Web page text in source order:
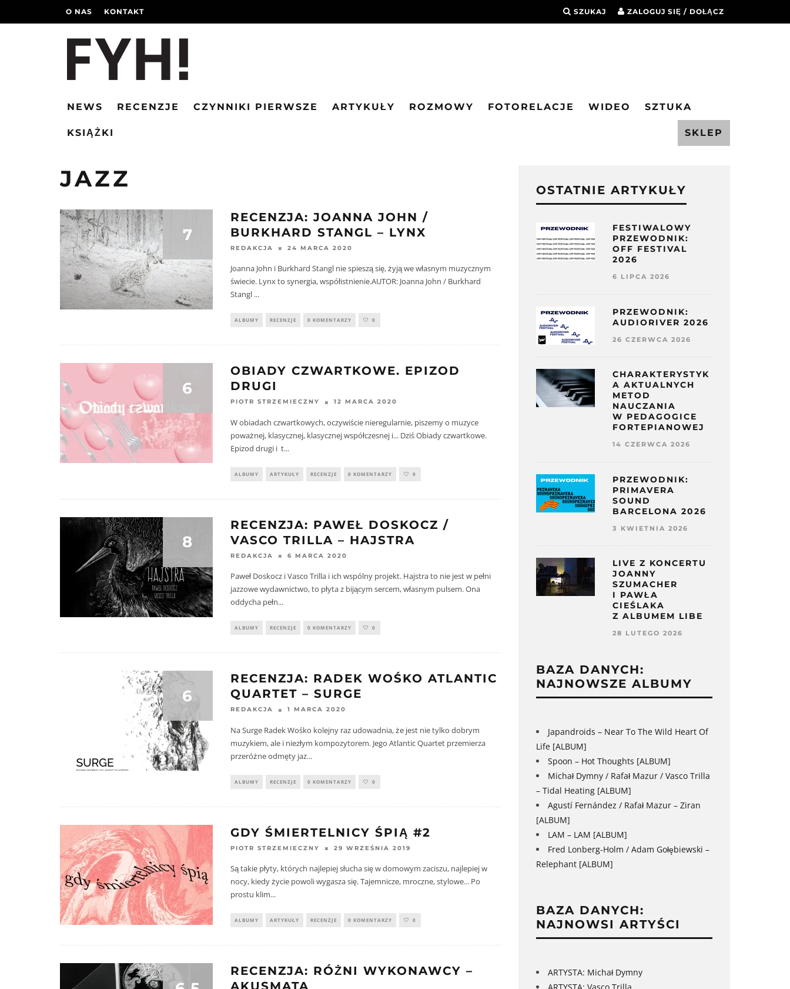
O NAS KONTAKT SZUKAJ ZALOGUJ SIĘ / DOŁĄCZ
NEWS RECENZJE CZYNNIKI PIERWSZE ARTYKUŁY ROZMOWY FOTORELACJE WIDEO SZTUKA
SKLEP
KSIĄŻKI
JAZZ
7
RECENZJA: JOANNA JOHN /
BURKHARD STANGL – LYNX
REDAKCJA 24 MARCA 2020
Joanna John i Burkhard Stangl nie spieszą się, żyją we własnym muzycznym
świecie. Lynx to synergia, współistnienie.AUTOR: Joanna John / Burkhard
Stangl ...
ALBUMY RECENZJE 0 KOMENTARZY 0
6
OBIADY CZWARTKOWE. EPIZOD
DRUGI
PIOTR STRZEMIECZNY 12 MARCA 2020
W obiadach czwartkowych, oczywiście nieregularnie, piszemy o muzyce
poważnej, klasycznej, klasycznej współczesnej i... Dziś Obiady czwartkowe.
Epizod drugi i t...
ALBUMY ARTYKUŁY RECENZJE 0 KOMENTARZY 0
8
RECENZJA: PAWEŁ DOSKOCZ /
VASCO TRILLA – HAJSTRA
REDAKCJA 6 MARCA 2020
Paweł Doskocz i Vasco Trilla i ich wspólny projekt. Hajstra to nie jest w pełni
jazzowe wydawnictwo, to płyta z bijącym sercem, własnym pulsem. Ona
oddycha pełn...
ALBUMY RECENZJE 0 KOMENTARZY 0
6
RECENZJA: RADEK WOŚKO ATLANTIC
QUARTET – SURGE
REDAKCJA 1 MARCA 2020
Na Surge Radek Wośko kolejny raz udowadnia, że jest nie tylko dobrym
muzykiem, ale i niezłym kompozytorem. Jego Atlantic Quartet przemierza
przeróżne odmęty jaz...
ALBUMY RECENZJE 0 KOMENTARZY 0
GDY ŚMIERTELNICY ŚPIĄ #2
PIOTR STRZEMIECZNY 29 WRZEŚNIA 2019
Są takie płyty, których najlepiej słucha się w domowym zaciszu, najlepiej w
nocy, kiedy życie powoli wygasza się. Tajemnicze, mroczne, stylowe... Po
prostu klim...
ALBUMY ARTYKUŁY RECENZJE 0 KOMENTARZY 0
RECENZJA: RÓŻNI WYKONAWCY –
OSTATNIE ARTYKUŁY
FESTIWALOWY
PRZEWODNIK:
OFF FESTIVAL
2026
6 LIPCA 2026
PRZEWODNIK:
AUDIORIVER 2026
26 CZERWCA 2026
CHARAKTERYSTYK
A AKTUALNYCH
METOD
NAUCZANIA
W PEDAGOGICE
FORTEPIANOWEJ
14 CZERWCA 2026
PRZEWODNIK:
PRIMAVERA
SOUND
BARCELONA 2026
3 KWIETNIA 2026
LIVE Z KONCERTU
JOANNY
SZUMACHER
I PAWŁA
CIEŚLAKA
Z ALBUMEM LIBE
28 LUTEGO 2026
BAZA DANYCH:
NAJNOWSZE ALBUMY
Japandroids – Near To The Wild Heart Of
Life [ALBUM]
Spoon – Hot Thoughts [ALBUM]
Michał Dymny / Rafał Mazur / Vasco Trilla
– Tidal Heating [ALBUM]
Agustí Fernández / Rafał Mazur – Ziran
[ALBUM]
LAM – LAM [ALBUM]
Fred Lonberg-Holm / Adam Gołębiewski –
Relephant [ALBUM]
BAZA DANYCH:
NAJNOWSI ARTYŚCI
ARTYSTA: Michał Dymny